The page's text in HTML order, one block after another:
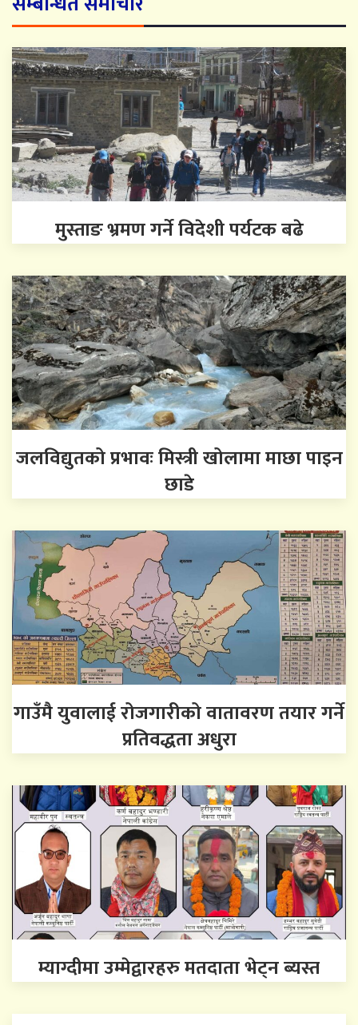
मुस्ताङ भ्रमण गर्ने विदेशी पर्यटक बढे
जलविद्युतको प्रभावः मिस्त्री खोलामा माछा पाइन
छाडे
गाउँमै युवालाई रोजगारीको वातावरण तयार गर्ने
प्रतिवद्धता अधुरा
म्याग्दीमा उम्मेद्वारहरु मतदाता भेट्न ब्यस्त